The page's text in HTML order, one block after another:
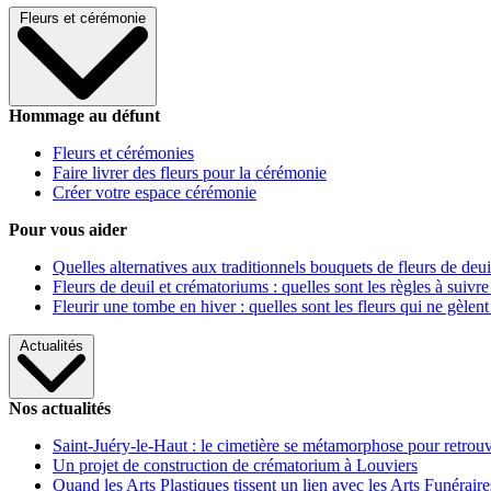
Fleurs et cérémonie
Hommage au défunt
Fleurs et cérémonies
Faire livrer des fleurs pour la cérémonie
Créer votre espace cérémonie
Pour vous aider
Quelles alternatives aux traditionnels bouquets de fleurs de
Fleurs de deuil et crématoriums : quelles sont les règles à
Fleurir une tombe en hiver : quelles sont les fleurs qui ne gèlent
Actualités
Nos actualités
Saint-Juéry-le-Haut : le cimetière se métamorphose pour
Un projet de construction de crématorium à Louviers
Quand les Arts Plastiques tissent un lien avec les Arts